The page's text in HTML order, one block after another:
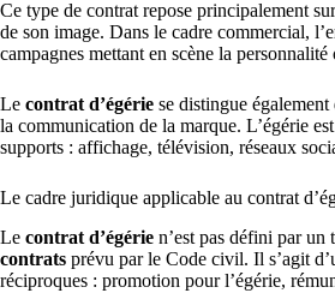
Ce type de contrat repose principalement
de son image. Dans le cadre commercial,
campagnes mettant en scène la personnalité
Le contrat d’égérie se distingue
la communication de la marque. L’égérie
supports : affichage, télévision, réseaux
Le cadre juridique applicable au contrat
Le contrat d’égérie n’est pas défini par un
contrats prévu par le Code civil. Il s’agit
réciproques : promotion pour l’égérie,